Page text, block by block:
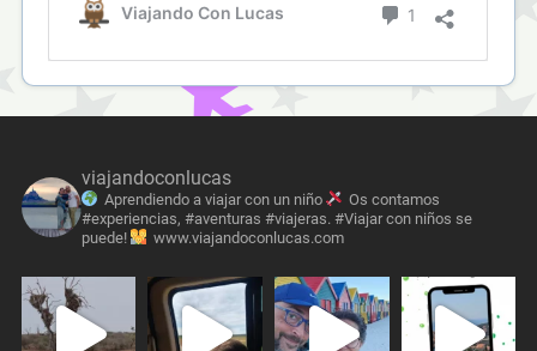
viajandoconlucas
Aprendiendo a viajar con un niño
Os contamos
#experiencias, #aventuras #viajeras. #Viajar con niños se
puede!
www.viajandoconlucas.com